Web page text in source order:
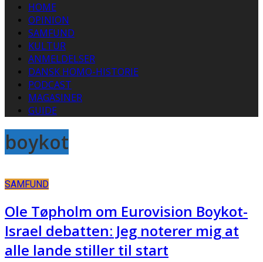
HOME
OPINION
SAMFUND
KULTUR
ANMELDELSER
DANSK HOMO-HISTORIE
PODCAST
MAGASINER
GUIDE
boykot
SAMFUND
Ole Tøpholm om Eurovision Boykot-
Israel debatten: Jeg noterer mig at
alle lande stiller til start